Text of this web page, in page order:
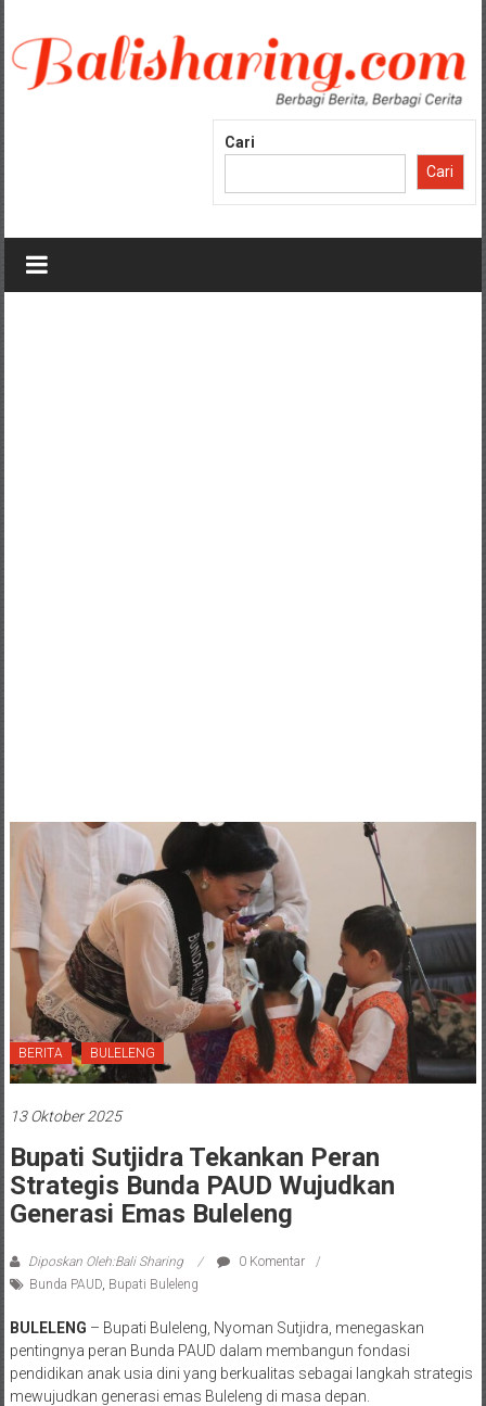
konten
Cari
Cari
BERITA BULELENG
13 Oktober 2025
Bupati Sutjidra Tekankan Peran
Strategis Bunda PAUD Wujudkan
Generasi Emas Buleleng
Diposkan Oleh:Bali Sharing
0 Komentar
Bunda PAUD, Bupati Buleleng
BULELENG – Bupati Buleleng, Nyoman Sutjidra, menegaskan
pentingnya peran Bunda PAUD dalam membangun fondasi
pendidikan anak usia dini yang berkualitas sebagai langkah strategis
mewujudkan generasi emas Buleleng di masa depan.